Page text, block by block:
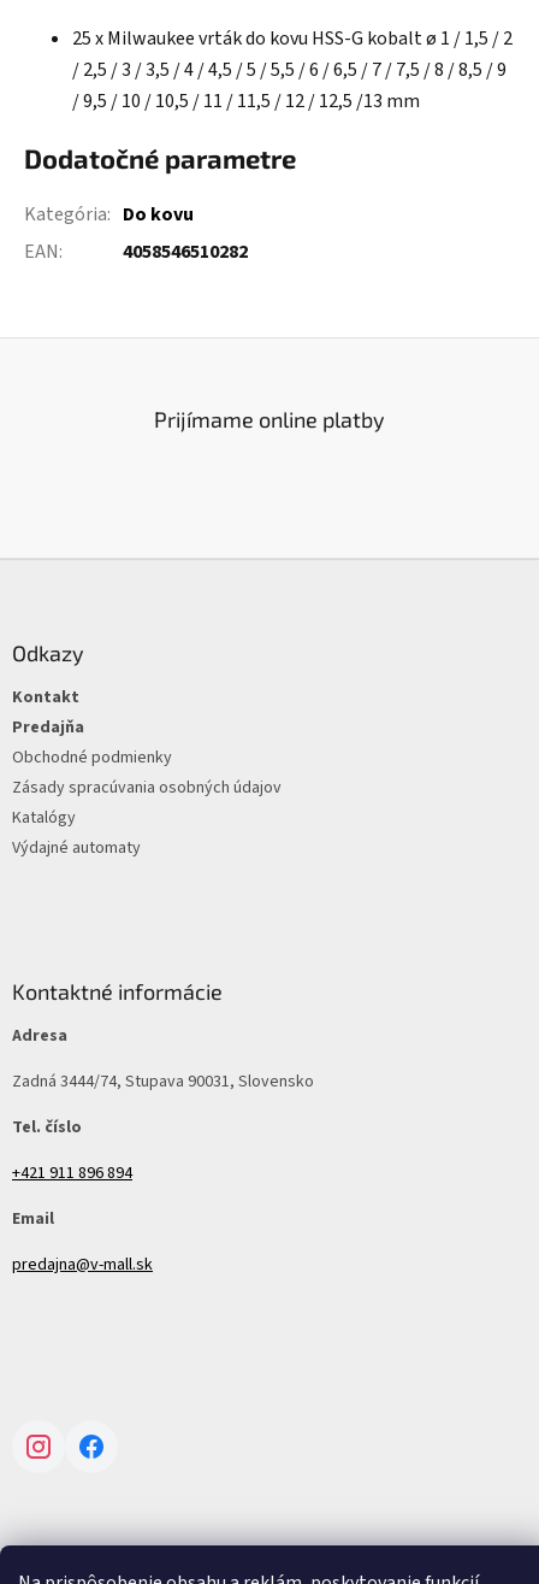
25 x Milwaukee vrták do kovu HSS-G kobalt ø 1 / 1,5 / 2
/ 2,5 / 3 / 3,5 / 4 / 4,5 / 5 / 5,5 / 6 / 6,5 / 7 / 7,5 / 8 / 8,5 / 9
/ 9,5 / 10 / 10,5 / 11 / 11,5 / 12 / 12,5 /13 mm
Dodatočné parametre
Kategória: Do kovu
EAN: 4058546510282
Prijímame online platby
Odkazy
Kontakt
Predajňa
Obchodné podmienky
Zásady spracúvania osobných údajov
Katalógy
Výdajné automaty
Kontaktné informácie
Adresa
Zadná 3444/74, Stupava 90031, Slovensko
Tel. číslo
+421 911 896 894
Email
predajna@v-mall.sk
InstagramFacebook